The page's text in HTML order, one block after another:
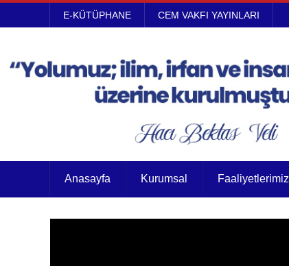
E-KÜTÜPHANE CEM VAKFI YAYINLARI
Anasayfa Kurumsal Faaliyetlerimiz